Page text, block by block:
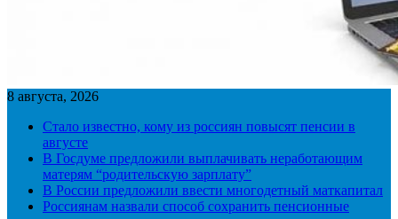
8 августа, 2026
Стало известно, кому из россиян повысят пенсии в
августе
В Госдуме предложили выплачивать неработающим
матерям “родительскую зарплату”
В России предложили ввести многодетный маткапитал
Россиянам назвали способ сохранить пенсионные